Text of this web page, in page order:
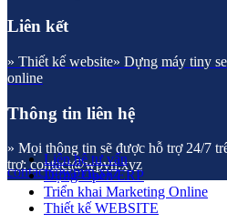
Liên kết
» Thiết kế website» Dựng máy tiny
online
Thông tin liên hệ
» Mọi thông tin sẽ được hỗ trợ 24/7
trợ: contact@wpvn.xyz
contact@wpvn.xyz
Liên hệ tư vấn
Dựng Open ERP
Triển khai Marketing Online
Thiết kế WEBSITE